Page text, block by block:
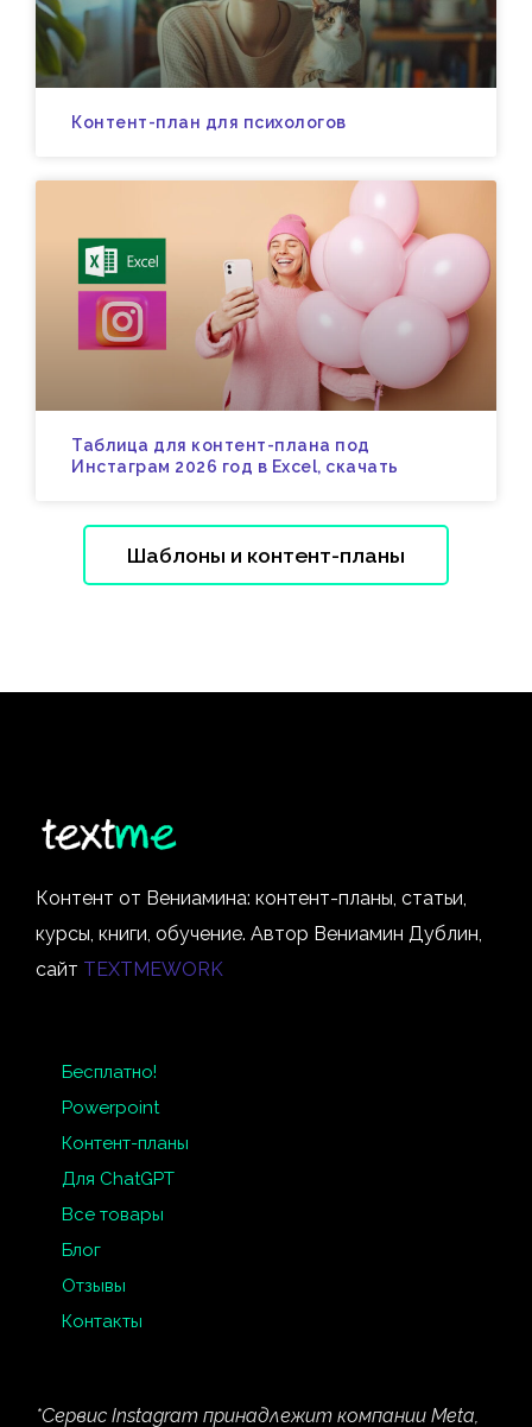
Контент-план для психологов
Таблица для контент-плана под
Инстаграм 2026 год в Excel, скачать
Шаблоны и контент-планы
Контент от Вениамина: контент-планы, статьи,
курсы, книги, обучение. Автор Вениамин Дублин,
сайт TEXTMEWORK
Бесплатно!
Powerpoint
Контент-планы
Для ChatGPT
Все товары
Блог
Отзывы
Контакты
*Сервис Instagram принадлежит компании Meta,